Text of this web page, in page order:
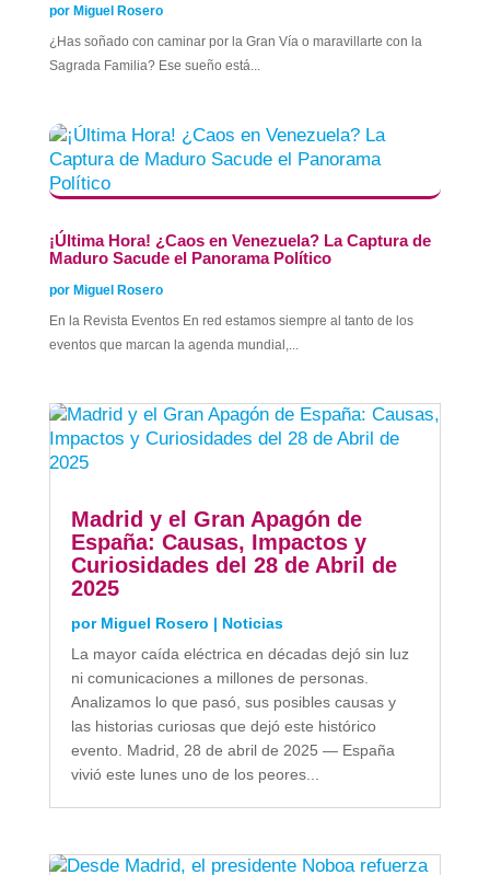
por Miguel Rosero
​¿Has soñado con caminar por la Gran Vía o maravillarte con la
Sagrada Familia? Ese sueño está...
​¡Última Hora! ¿Caos en Venezuela? La Captura de
Maduro Sacude el Panorama Político
por Miguel Rosero
En la Revista Eventos En red estamos siempre al tanto de los
eventos que marcan la agenda mundial,...
Madrid y el Gran Apagón de
España: Causas, Impactos y
Curiosidades del 28 de Abril de
2025
por Miguel Rosero | Noticias
La mayor caída eléctrica en décadas dejó sin luz
ni comunicaciones a millones de personas.
Analizamos lo que pasó, sus posibles causas y
las historias curiosas que dejó este histórico
evento. Madrid, 28 de abril de 2025 — España
vivió este lunes uno de los peores...